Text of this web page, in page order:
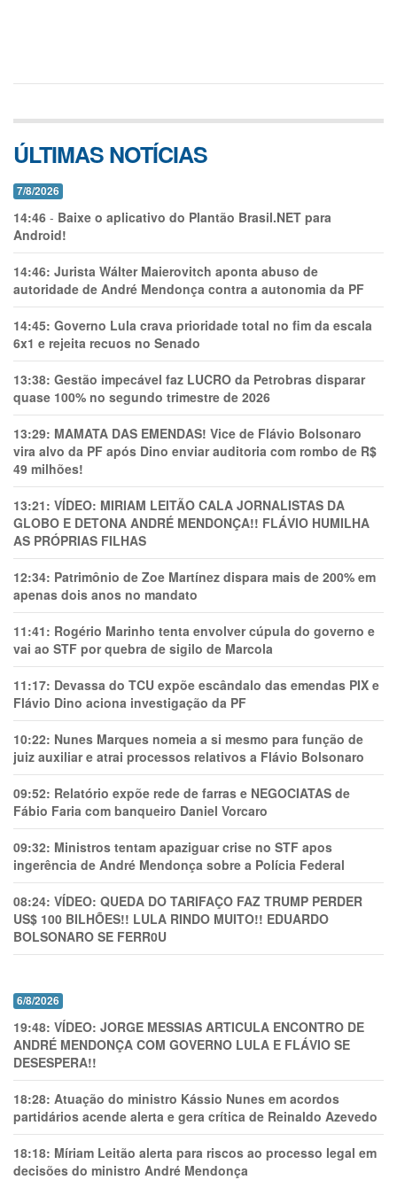
ÚLTIMAS NOTÍCIAS
7/8/2026
14:46 - Baixe o aplicativo do Plantão Brasil.NET para
Android!
14:46: Jurista Wálter Maierovitch aponta abuso de
autoridade de André Mendonça contra a autonomia da PF
14:45: Governo Lula crava prioridade total no fim da escala
6x1 e rejeita recuos no Senado
13:38: Gestão impecável faz LUCRO da Petrobras disparar
quase 100% no segundo trimestre de 2026
13:29: MAMATA DAS EMENDAS! Vice de Flávio Bolsonaro
vira alvo da PF após Dino enviar auditoria com rombo de R$
49 milhões!
13:21: VÍDEO: MIRIAM LEITÃO CALA JORNALISTAS DA
GLOBO E DETONA ANDRÉ MENDONÇA!! FLÁVIO HUMILHA
AS PRÓPRIAS FILHAS
12:34: Patrimônio de Zoe Martínez dispara mais de 200% em
apenas dois anos no mandato
11:41: Rogério Marinho tenta envolver cúpula do governo e
vai ao STF por quebra de sigilo de Marcola
11:17: Devassa do TCU expõe escândalo das emendas PIX e
Flávio Dino aciona investigação da PF
10:22: Nunes Marques nomeia a si mesmo para função de
juiz auxiliar e atrai processos relativos a Flávio Bolsonaro
09:52: Relatório expõe rede de farras e NEGOCIATAS de
Fábio Faria com banqueiro Daniel Vorcaro
09:32: Ministros tentam apaziguar crise no STF apos
ingerência de André Mendonça sobre a Polícia Federal
08:24: VÍDEO: QUEDA DO TARIFAÇO FAZ TRUMP PERDER
US$ 100 BILHÕES!! LULA RINDO MUITO!! EDUARDO
BOLSONARO SE FERR0U
6/8/2026
19:48: VÍDEO: JORGE MESSIAS ARTICULA ENCONTRO DE
ANDRÉ MENDONÇA COM GOVERNO LULA E FLÁVIO SE
DESESPERA!!
18:28: Atuação do ministro Kássio Nunes em acordos
partidários acende alerta e gera crítica de Reinaldo Azevedo
18:18: Míriam Leitão alerta para riscos ao processo legal em
decisões do ministro André Mendonça